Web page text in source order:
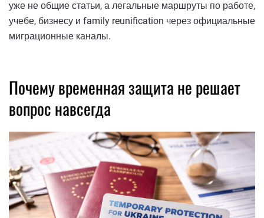
уже не общие статьи, а легальные маршруты по работе,
учебе, бизнесу и family reunification через официальные
миграционные каналы.
Почему временная защита не решает
вопрос навсегда